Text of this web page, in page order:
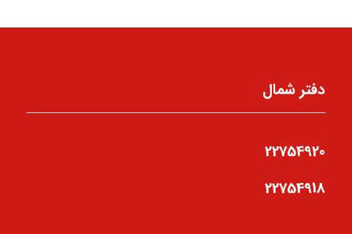
دفتر شمال
22754920
22754918